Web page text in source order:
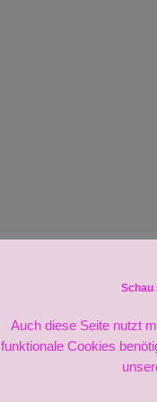
Schau
Auch diese Seite nutzt
funktionale Cookies